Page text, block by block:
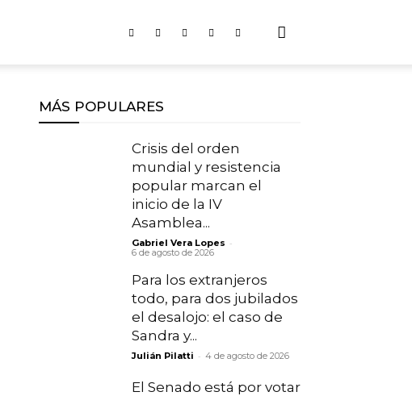
MÁS POPULARES
Crisis del orden
mundial y resistencia
popular marcan el
inicio de la IV
Asamblea...
Gabriel Vera Lopes -
6 de agosto de 2026
Para los extranjeros
todo, para dos jubilados
el desalojo: el caso de
Sandra y...
Julián Pilatti - 4 de agosto de 2026
El Senado está por votar